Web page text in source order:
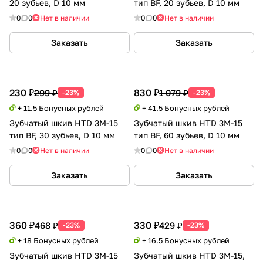
20 зубьев, D 10 мм
0 0 Нет в наличии
Заказать
тип BF, 20 зубьев, D 10 мм
0 0 Нет в наличии
Заказать
230 ₽299 ₽ -23%
+ 11.5 Бонусных рублей
Зубчатый шкив HTD 3M-15
тип BF, 30 зубьев, D 10 мм
0 0 Нет в наличии
Заказать
830 ₽1 079 ₽ -23%
+ 41.5 Бонусных рублей
Зубчатый шкив HTD 3M-15
тип BF, 60 зубьев, D 10 мм
0 0 Нет в наличии
Заказать
360 ₽468 ₽ -23%
+ 18 Бонусных рублей
Зубчатый шкив HTD 3M-15
330 ₽429 ₽ -23%
+ 16.5 Бонусных рублей
Зубчатый шкив HTD 3M-15,